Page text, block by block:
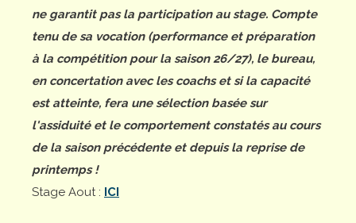
ne garantit pas la participation au stage. Compte
tenu de sa vocation (performance et préparation
à la compétition pour la saison 26/27), le bureau,
en concertation avec les coachs et si la capacité
est atteinte, fera une sélection basée sur
l'assiduité et le comportement constatés au cours
de la saison précédente et depuis la reprise de
printemps !
Stage Aout : ICI